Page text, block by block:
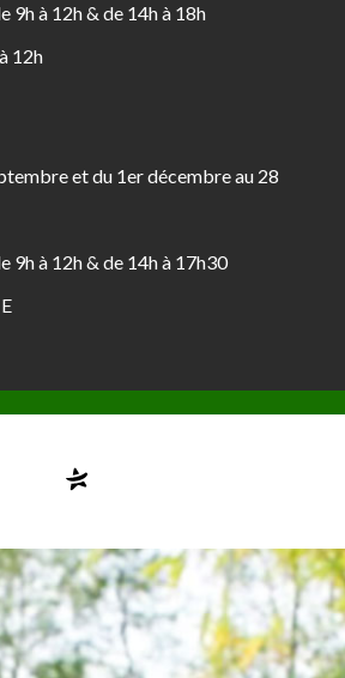
9h à 12h & de 14h à 18h
12h
et du 1er décembre au 28
9h à 12h & de 14h à 17h30